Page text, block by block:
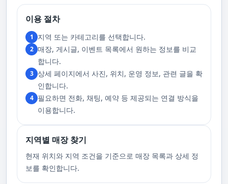
서비스를 경험하실 수 있습니다. 마지막으로 부산 일본인 홈케어 서비스를
이용하시기 전에, 아래 주의사항을 상세히 확인하시고 예약을 진행해 주시
기 바랍니다. 부경샵 서비스에 대한 높은 수요를 감안하여, 이용 요건을 간
소화하여 필수적인 사항으로 명시했습니다. 이 가이드라인을 따르시면, 서
비스 이용 중 문제가 발생하지 않을 것입니다. 특히, 과도한 알코올 섭취로
인해 만취 상태에서는 서비스 이용에 제한을 두고 있음을 명확히 합니다. 이
러한 상태에서는 다음 기회에 이용해 주시길 부탁드립니다. 서비스 도착 시
원활한 의사소통이 이루어질 수 있도록, 저희와의 연락이 반드시 가능해야
합니다. 이에 공중전화 사용이나 발신 번호 표시 제한으로의 통화는 받지 않
고 있습니다. 또한, 자주 발생하는 예약 취소나 무단으로 예약을 취소할 경
우, 향후 서비스 예약에 제약이 생길 수 있음을 알려드립니다. 시간을 효율적
으로 사용하며, 합리적인 가격으로 부경샵만의 특별한 경험을 하실 수 있습
춤형 서비스를 즐길 수 있습니다.출장마사지는 부경샵 ↓↓↓ 클릭
https://bkshop.kr/더욱 새로워진 출장마사지 뉴부경샵↓↓↓ 클릭
https://newbkshop.com/출장마사지 부경샵앱 다운로드↓↓↓ 클릭
https://play.google.com/store/apps/details?
이용 절차
1 지역 또는 카테고리를 선택합니다.
2 매장, 게시글, 이벤트 목록에서 원하는 정보를 비교
합니다.
3 상세 페이지에서 사진, 위치, 운영 정보, 관련 글을 확
인합니다.
4 필요하면 전화, 채팅, 예약 등 제공되는 연결 방식을
이용합니다.
지역별 매장 찾기
현재 위치와 지역 조건을 기준으로 매장 목록과 상세 정
보를 확인합니다.